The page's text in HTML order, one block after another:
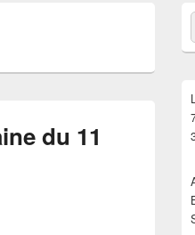
du 11
de